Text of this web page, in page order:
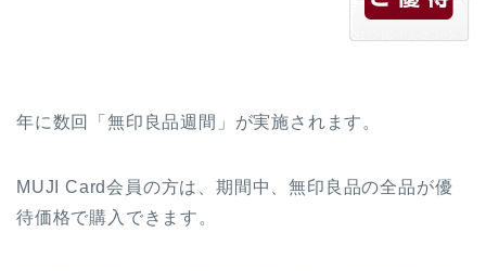
年に数回「無印良品週間」が実施されます。
MUJI Card会員の方は、期間中、無印良品の全品が優
待価格で購入できます。